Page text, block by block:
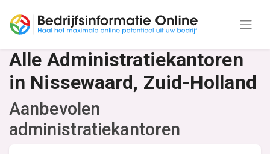
Alle Administratiekantoren
in Nissewaard, Zuid-Holland
Aanbevolen
administratiekantoren